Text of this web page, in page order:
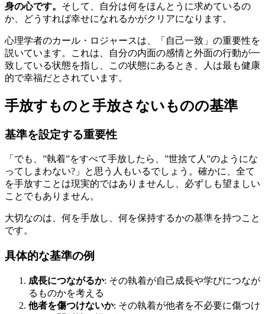
身の心です。 そして、自分は何をほんとうに求めているの
か、どうすれば幸せになれるかがクリアになります。
心理学者のカール・ロジャースは、「自己一致」の重要性を
説いています。これは、自分の内面の感情と外面の行動が一
致している状態を指し、この状態にあるとき、人は最も健康
的で幸福だとされています。
手放すものと手放さないものの基準
基準を設定する重要性
「でも、”執着”をすべて手放したら、”世捨て人”のようにな
ってしまわない?」と思う人もいるでしょう。確かに、全て
を手放すことは現実的ではありませんし、必ずしも望ましい
ことでもありません。
大切なのは、何を手放し、何を保持するかの基準を持つこと
です。
具体的な基準の例
成長につながるか: その執着が自己成長や学びにつなが
るものかを考える
他者を傷つけないか: その執着が他者を不必要に傷つけ